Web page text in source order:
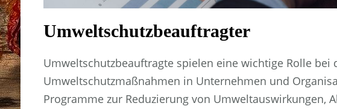
Umweltschutzbeauftragter
Umweltschutzbeauftragte spielen eine wichtige Rolle bei
Umweltschutzmaßnahmen in Unternehmen und
Programme zur Reduzierung von Umweltauswirkungen,